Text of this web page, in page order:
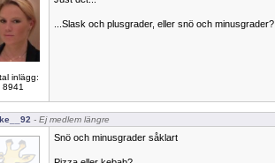
inlägg:
8941
...Slask och plusgrader, eller snö och minusgrader?
- Ej medlem längre
Snö och minusgrader såklart